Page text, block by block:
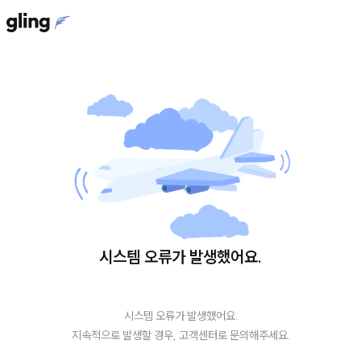
시스템 오류가 발생했어요.
시스템 오류가 발생했어요.
지속적으로 발생할 경우, 고객센터로 문의해주세요.